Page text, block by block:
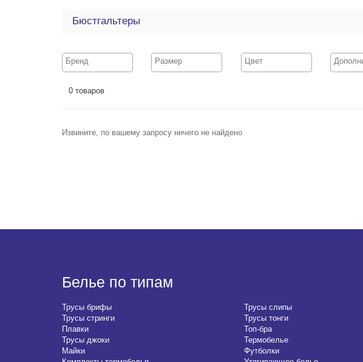
Бюстгальтеры
0 товаров
Извините, по вашему запросу ничего не найдено
Белье по типам
Трусы брифы Трусы слипы
Трусы стринги
Трусы тонги
Плавки
Топ-бра
Трусы джоки
Термобелье
Майки
Футболки